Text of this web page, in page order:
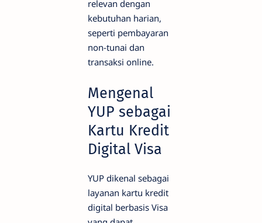
relevan dengan
kebutuhan harian,
seperti pembayaran
non-tunai dan
transaksi online.
Mengenal
YUP sebagai
Kartu Kredit
Digital Visa
YUP dikenal sebagai
layanan kartu kredit
digital berbasis Visa